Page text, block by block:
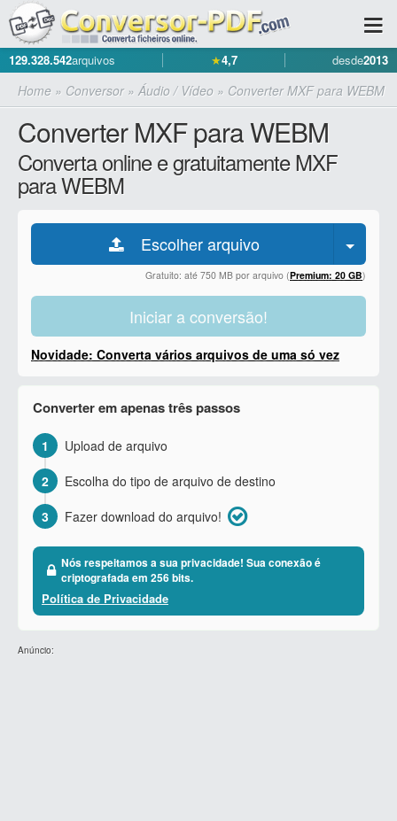
129.328.542arquivos ★4,7 desde2013
Home » Conversor» Áudio / Vídeo » Converter MXF para WEBM
Converter MXF para WEBM
Converta online e gratuitamente MXF
para WEBM
Escolher arquivo
Gratuito: até 750 MB por arquivo (Premium: 20 GB)
Iniciar a conversão!
Novidade: Converta vários arquivos de uma só vez
Converter em apenas três passos
1
Upload de arquivo
2
Escolha do tipo de arquivo de destino
3
Fazer download do arquivo!
Nós respeitamos a sua privacidade! Sua conexão é
criptografada em 256 bits.
Política de Privacidade
Anúncio: